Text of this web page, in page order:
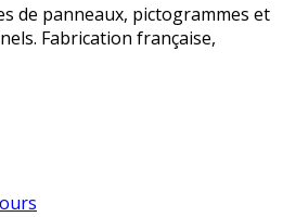
de panneaux, pictogrammes et
Fabrication française,